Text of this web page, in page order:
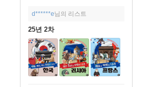
d******e님의 리스트
25년 2차